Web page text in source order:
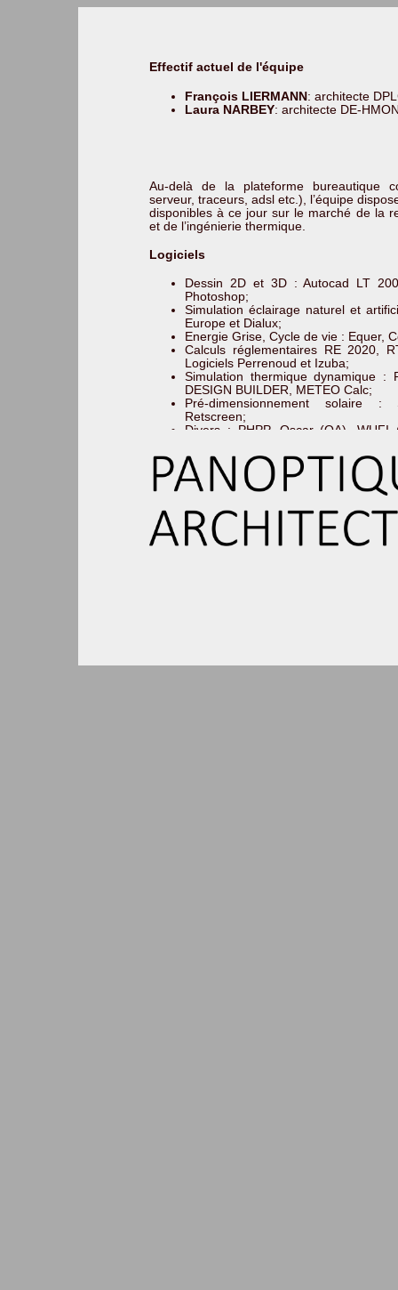
Effectif actuel de l'équipe
François LIERMANN: architecte
Laura NARBEY: architecte DE-
Au-delà de la plateforme bureautique
serveur, traceurs, adsl etc.), l’équipe
disponibles à ce jour sur le marché de la
et de l’ingénierie thermique.
Logiciels
Dessin 2D et 3D : Autocad LT
Photoshop;
Simulation éclairage naturel et
Europe et Dialux;
Energie Grise, Cycle de vie : Equer,
Calculs réglementaires RE 2020,
Logiciels Perrenoud et Izuba;
Simulation thermique dynamique :
DESIGN BUILDER, METEO Calc;
Pré-dimensionnement solaire
Retscreen;
Divers : PHPP, Oscar (OA), WUFI
(énergie grise, impacts
Appareils de mesures
Kit Blower Door Test :
d’étanchéité à l’air initiaux
traitée);